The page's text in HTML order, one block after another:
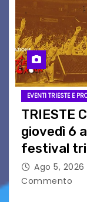
EVENTI TRIESTE E
TRIESTE
giovedì 6
festival
Ago 5, 2026
Commento